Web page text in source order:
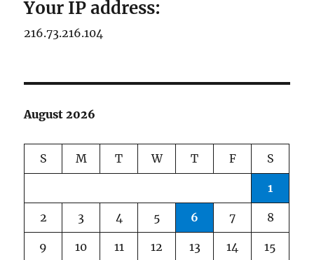
Your IP address:
216.73.216.104
August 2026
S M T W T F S
1
2 3 4 5 6 7 8
9 10 11 12 13 14 15